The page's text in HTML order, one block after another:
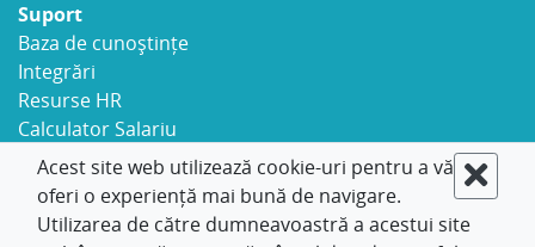
Suport
Baza de cunoștințe
Integrări
Resurse HR
Calculator Salariu
Securitate
Contact
© 2017-2026 LeaveBoard Politica de
Acest site web utilizează cookie-uri pentru a vă
oferi o experiență mai bună de navigare.
Utilizarea de către dumneavoastră a acestui site